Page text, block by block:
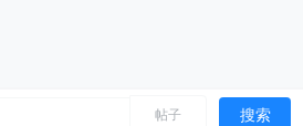
帖子 搜索